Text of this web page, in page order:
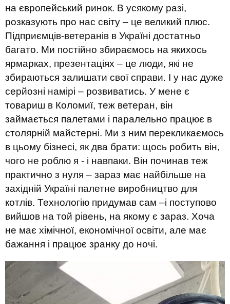
на європейський ринок. В усякому разі,
розказують про нас світу – це великий плюс.
Підприємців-ветеранів в Україні достатньо
багато. Ми постійно збираємось на якихось
ярмарках, презентаціях – це люди, які не
збираються залишати свої справи. І у нас дуже
серйозні намірі – розвиватись. У мене є
товариш в Коломиї, теж ветеран, він
займається палетами і паралельно працює в
столярній майстерні. Ми з ним перекликаємось
в цьому бізнесі, як два брати: щось робить він,
чого не роблю я - і навпаки. Він починав теж
практично з нуля – зараз має найбільше на
західній Україні палетне виробництво для
котлів. Технологію придумав сам –і поступово
вийшов на той рівень, на якому є зараз. Хоча
не має хімічної, економічної освіти, але має
бажання і працює зранку до ночі.